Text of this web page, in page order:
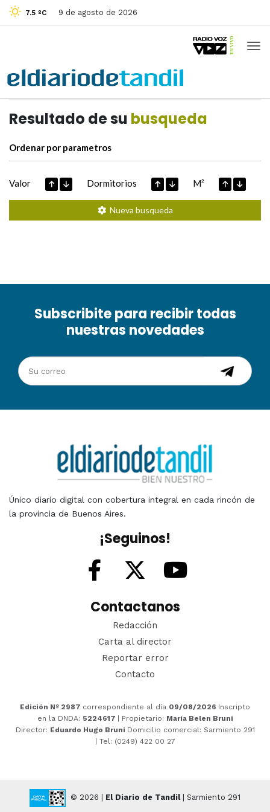
7.5 ºC 9 de agosto de 2026
Resultado de su busqueda
Ordenar por parametros
Valor Dormitorios M²
Nueva busqueda
Subscribite para recibir todas
nuestras novedades
Único diario digital con cobertura integral en cada rincón de
la provincia de Buenos Aires.
¡Seguinos!
Contactanos
Redacción
Carta al director
Reportar error
Contacto
Edición Nº 2987 correspondiente al día 09/08/2026 Inscripto
en la DNDA: 5224617 | Propietario: María Belen Bruni
Director: Eduardo Hugo Bruni Domicilio comercial: Sarmiento 291
| Tel: (0249) 422 00 27
© 2026 | El Diario de Tandil| Sarmiento 291